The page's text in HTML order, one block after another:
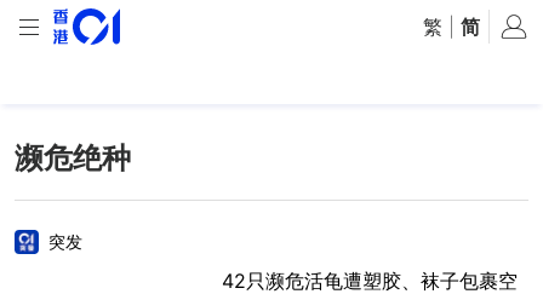
繁 简
濒危绝种
突发
42只濒危活龟遭塑胶、袜子包裹空